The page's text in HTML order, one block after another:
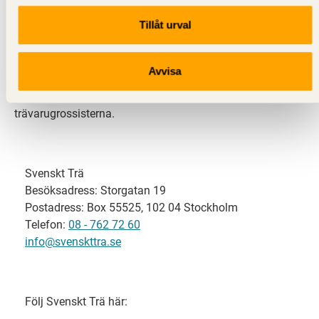
Tillåt urval
Avvisa
Svenskt Trä representerar svensk sågverksindustri
och är en del av branschorganisationen
svensk limträ-, KL-trä- och förpackningsindustri samt
trävarugrossisterna.
Svenskt Trä
Besöksadress: Storgatan 19
Postadress: Box 55525, 102 04 Stockholm
Telefon: 08 - 762 72 60
info@svenskttra.se
Följ Svenskt Trä här: